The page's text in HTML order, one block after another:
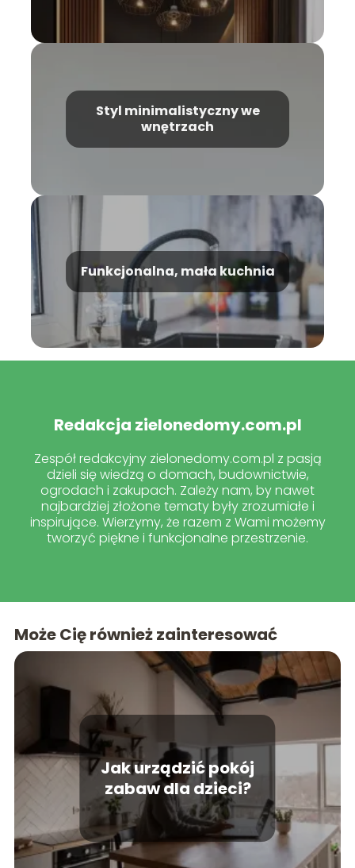
Styl minimalistyczny we
wnętrzach
Funkcjonalna, mała kuchnia
Redakcja zielonedomy.com.pl
Zespół redakcyjny zielonedomy.com.pl z pasją
dzieli się wiedzą o domach, budownictwie,
ogrodach i zakupach. Zależy nam, by nawet
najbardziej złożone tematy były zrozumiałe i
inspirujące. Wierzymy, że razem z Wami możemy
tworzyć piękne i funkcjonalne przestrzenie.
Może Cię również zainteresować
Jak urządzić pokój
zabaw dla dzieci?